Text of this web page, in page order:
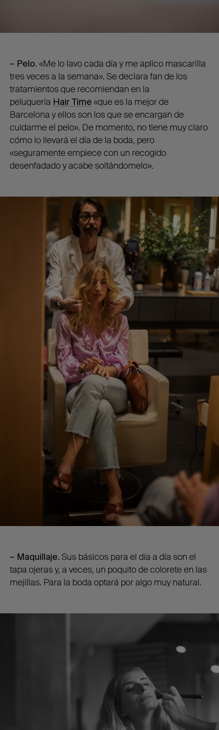
– Pelo. «Me lo lavo cada día y me aplico mascarilla
tres veces a la semana». Se declara fan de los
tratamientos que recomiendan en la
peluquería Hair Time «que es la mejor de
Barcelona y ellos son los que se encargan de
cuidarme el pelo». De momento, no tiene muy claro
cómo lo llevará el día de la boda, pero
«seguramente empiece con un recogido
desenfadado y acabe soltándomelo».
– Maquillaje. Sus básicos para el día a día son el
tapa ojeras y, a veces, un poquito de colorete en las
mejillas. Para la boda optará por algo muy natural.